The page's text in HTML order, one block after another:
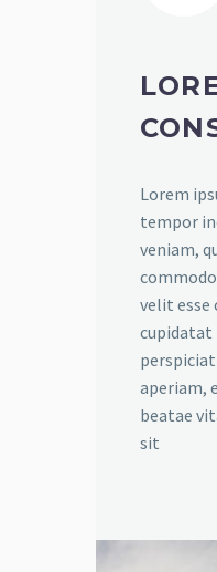
Lorem
tempor
veniam,
velit esse
cupidatat
aperiam,
beatae
sit